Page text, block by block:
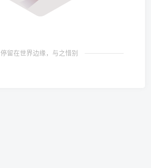
停留在世界边缘，与之惜别